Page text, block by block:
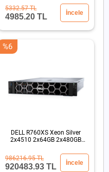
5332.57 TL
4985.20 TL İncele
DELL R760XS Xeon Silver
2x4510 2x64GB 2x480GB
%6
986216.95 TL
920483.93 TL İncele